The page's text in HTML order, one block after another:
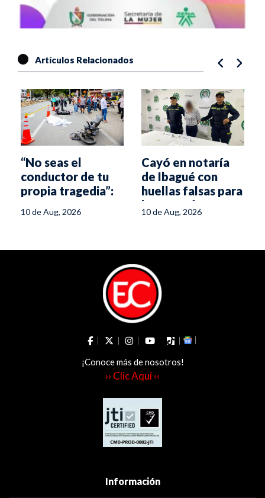
Artículos Relacionados
“No seas el
conductor de tu
propia tragedia”:
vial en Ibagué
10 de Aug, 2026
Cayó en notaría
de Ibagué con
huellas falsas para
la venta de un
terreno
10 de Aug, 2026
¡Conoce más de nosotros!
›› Clic Aquí ‹‹
Información